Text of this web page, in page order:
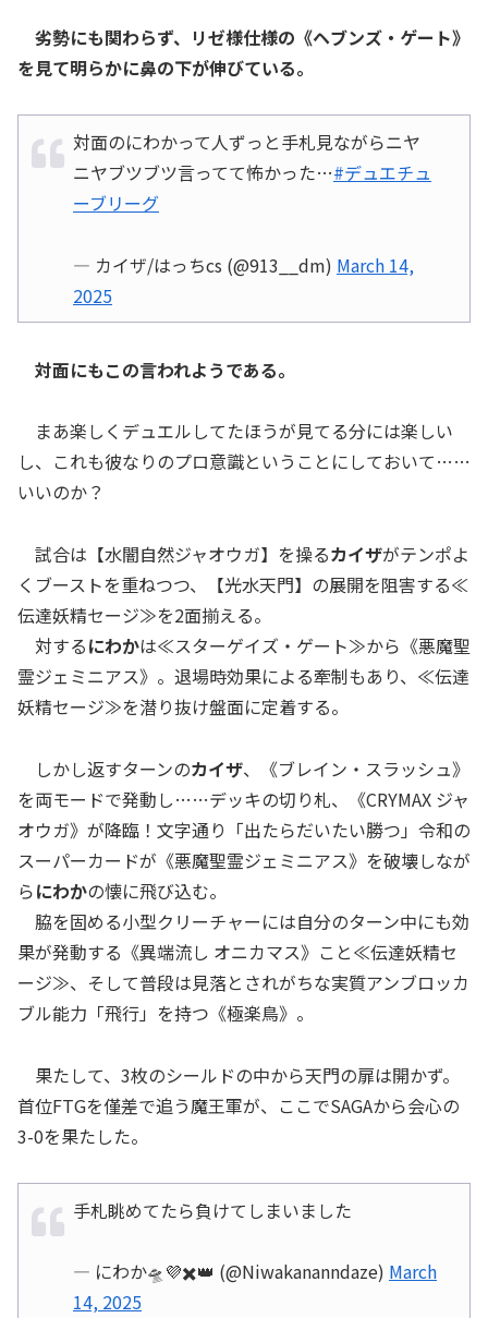
劣勢にも関わらず、リゼ様仕様の《ヘブンズ・ゲート》
を見て明らかに鼻の下が伸びている。
対面のにわかって人ずっと手札見ながらニヤ
ニヤブツブツ言ってて怖かった…#デュエチュ
ーブリーグ
— カイザ/はっちcs (@913__dm) March 14,
2025
対面にもこの言われようである。
まあ楽しくデュエルしてたほうが見てる分には楽しい
し、これも彼なりのプロ意識ということにしておいて……
いいのか？
試合は【水闇自然ジャオウガ】を操るカイザがテンポよ
くブーストを重ねつつ、【光水天門】の展開を阻害する≪
伝達妖精セージ≫を2面揃える。
対するにわかは≪スターゲイズ・ゲート≫から《悪魔聖
霊ジェミニアス》。退場時効果による牽制もあり、≪伝達
妖精セージ≫を潜り抜け盤面に定着する。
しかし返すターンのカイザ、《ブレイン・スラッシュ》
を両モードで発動し……デッキの切り札、《CRYMAX ジャ
オウガ》が降臨！文字通り「出たらだいたい勝つ」令和の
スーパーカードが《悪魔聖霊ジェミニアス》を破壊しなが
らにわかの懐に飛び込む。
脇を固める小型クリーチャーには自分のターン中にも効
果が発動する《異端流し オニカマス》こと≪伝達妖精セ
ージ≫、そして普段は見落とされがちな実質アンブロッカ
ブル能力「飛行」を持つ《極楽鳥》。
果たして、3枚のシールドの中から天門の扉は開かず。
首位FTGを僅差で追う魔王軍が、ここでSAGAから会心の
3-0を果たした。
手札眺めてたら負けてしまいました
— にわか🛸💜✖️👑 (@Niwakananndaze) March
14, 2025